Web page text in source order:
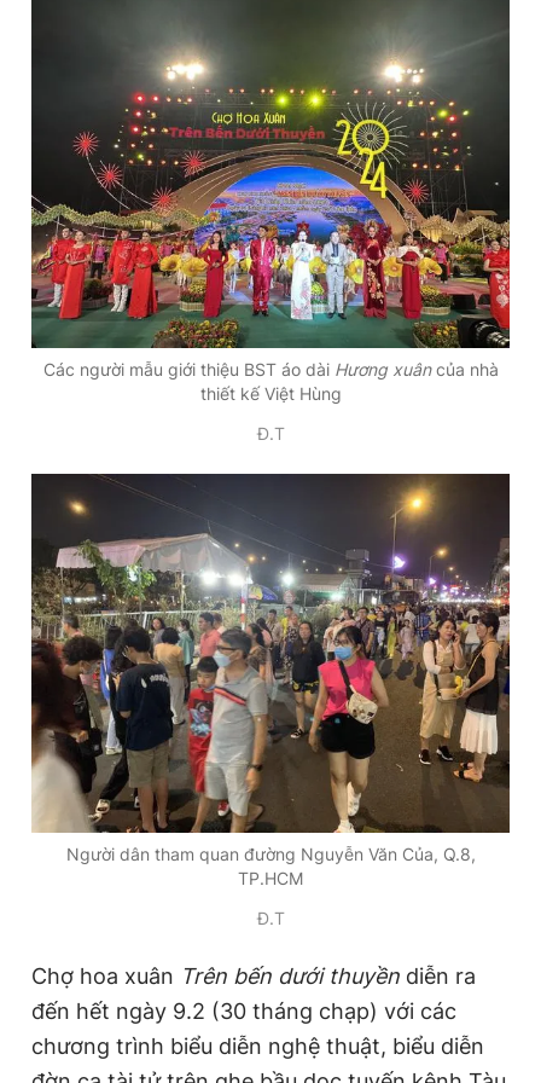
Các người mẫu giới thiệu BST áo dài Hương xuâncủa nhà
thiết kế Việt Hùng
Đ.T
Người dân tham quan đường Nguyễn Văn Của, Q.8,
TP.HCM
Đ.T
Chợ hoa xuân Trên bến dưới thuyền diễn ra
đến hết ngày 9.2 (30 tháng chạp) với các
chương trình biểu diễn nghệ thuật, biểu diễn